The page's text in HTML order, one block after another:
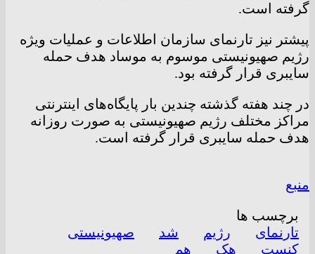
گرفته است.
پیشتر نیز تارنمای سازمان اطلاعات و عملیات ویژه
رژیم صهیونیستی موسوم به موساد هدف حمله
سایبری قرار گرفته بود.
در چند هفته گذشته چندین بار پایگاه‌های اینترنتی
مراکز مختلف رژیم صهیونیستی به صورت روزانه
هدف حمله سایبری قرار گرفته است.
منبع
برچسب ها
تارنمای
رژیم شد
صهیونیستی
کنست
هک هم